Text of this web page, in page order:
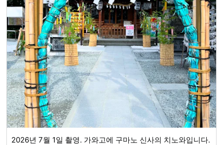
2026년 7월 1일 촬영. 가와고에 구마노 신사의 치노와입니다.